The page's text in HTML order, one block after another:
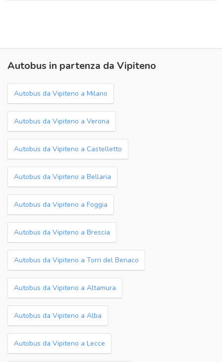
Autobus in partenza da Vipiteno
Autobus da Vipiteno a Milano
Autobus da Vipiteno a Verona
Autobus da Vipiteno a Castelletto
Autobus da Vipiteno a Bellaria
Autobus da Vipiteno a Foggia
Autobus da Vipiteno a Brescia
Autobus da Vipiteno a Torri del Benaco
Autobus da Vipiteno a Altamura
Autobus da Vipiteno a Alba
Autobus da Vipiteno a Lecce